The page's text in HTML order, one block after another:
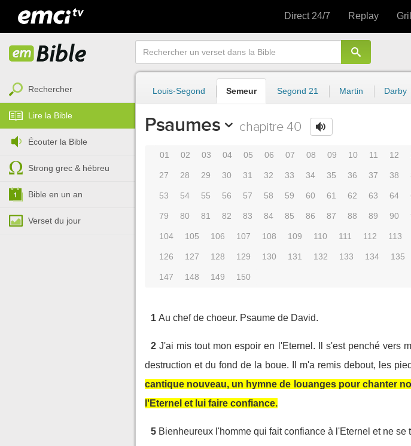
Direct 24/7 Replay
Rechercher
Lire la Bible
Écouter la Bible
Strong grec & hébreu
Bible en un an
Verset du jour
Louis-Segond Semeur Segond 21 Martin Darby
Psaumes chapitre 40
01 02 03 04 05 06 07 08 09 10 11 12
27 28 29 30 31 32 33 34 35 36 37 38
53 54 55 56 57 58 59 60 61 62 63 64
79 80 81 82 83 84 85 86 87 88 89 90
104 105 106 107 108 109 110 111 112 113
126 127 128 129 130 131 132 133 134 135
147 148 149 150
1 Au chef de choeur. Psaume de David.
2 J'ai mis tout mon espoir en l'Eternel. Il s'est penché vers
destruction et du fond de la boue. Il m'a remis debout, les
cantique nouveau, un hymne de louanges pour chanter
l'Eternel et lui faire confiance.
5 Bienheureux l'homme qui fait confiance à l'Eternel et ne